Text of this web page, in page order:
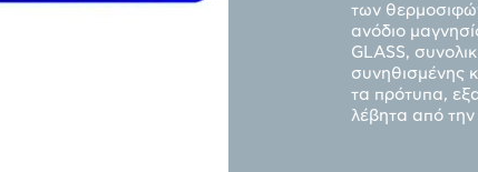
των
ανόδιο
GLASS,
συνηθισμένης
τα πρότυπα,
λέβητα από